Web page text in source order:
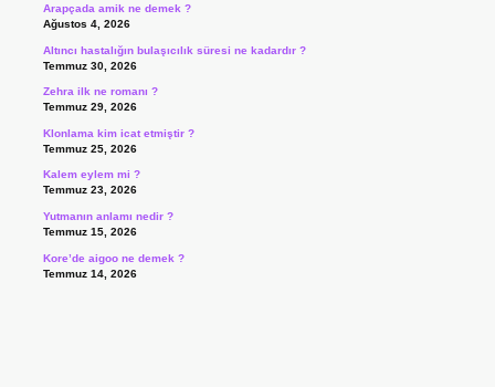
Arapçada amik ne demek ?
Ağustos 4, 2026
Altıncı hastalığın bulaşıcılık süresi ne kadardır ?
Temmuz 30, 2026
Zehra ilk ne romanı ?
Temmuz 29, 2026
Klonlama kim icat etmiştir ?
Temmuz 25, 2026
Kalem eylem mi ?
Temmuz 23, 2026
Yutmanın anlamı nedir ?
Temmuz 15, 2026
Kore’de aigoo ne demek ?
Temmuz 14, 2026